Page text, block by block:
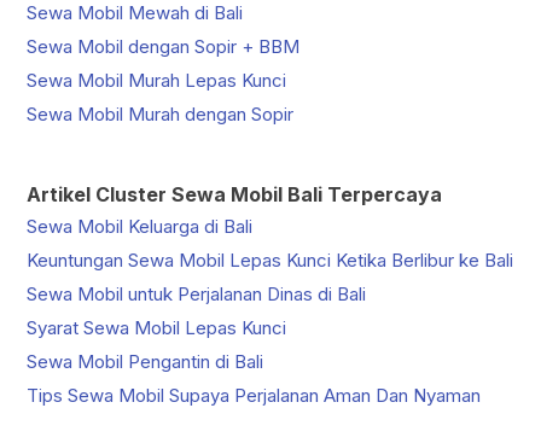
Sewa Mobil Mewah di Bali
Sewa Mobil dengan Sopir + BBM
Sewa Mobil Murah Lepas Kunci
Sewa Mobil Murah dengan Sopir
Artikel Cluster Sewa Mobil Bali Terpercaya
Sewa Mobil Keluarga di Bali
Keuntungan Sewa Mobil Lepas Kunci Ketika Berlibur ke Bali
Sewa Mobil untuk Perjalanan Dinas di Bali
Syarat Sewa Mobil Lepas Kunci
Sewa Mobil Pengantin di Bali
Tips Sewa Mobil Supaya Perjalanan Aman Dan Nyaman